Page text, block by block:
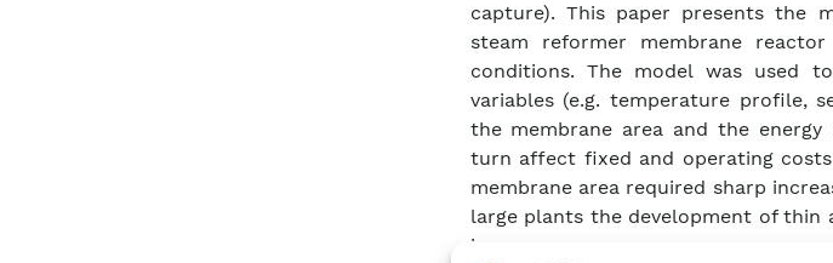
capture). This paper presents the
steam reformer membrane
conditions. The model was used
variables (e.g. temperature profile,
the membrane area and the
turn affect fixed and operating
membrane area required sharp
large plants the development of thin
issue.